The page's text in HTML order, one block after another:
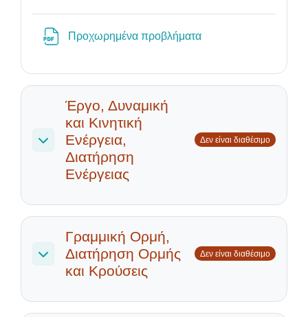
Προχωρημένα προβλήματα
Έργο, Δυναμική
και Κινητική
Ενέργεια,
Διατήρηση
Ενέργειας
Δεν είναι διαθέσιμο
Γραμμική Ορμή,
Διατήρηση Ορμής
και Κρούσεις
Δεν είναι διαθέσιμο